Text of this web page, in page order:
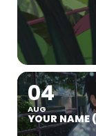
04
AUG
YOUR NAME